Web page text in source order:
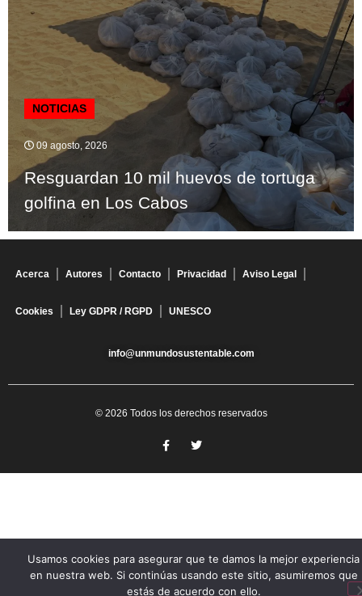
NOTICIAS
09 agosto, 2026
Resguardan 10 mil huevos de tortuga
golfina en Los Cabos
Acerca Autores Contacto Privacidad Aviso Legal
Cookies Ley GDPR / RGPD UNESCO
info@unmundosustentable.com
© 2026 Todos los derechos reservados
Usamos cookies para asegurar que te damos la mejor experiencia
en nuestra web. Si continúas usando este sitio, asumiremos que
estás de acuerdo con ello.